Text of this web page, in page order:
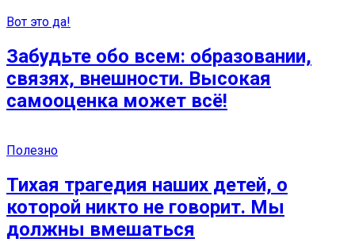
Вот это да!
Забудьте обо всем: образовании,
связях, внешности. Высокая
самооценка может всё!
Полезно
Тихая трагедия наших детей, о
которой никто не говорит. Мы
должны вмешаться